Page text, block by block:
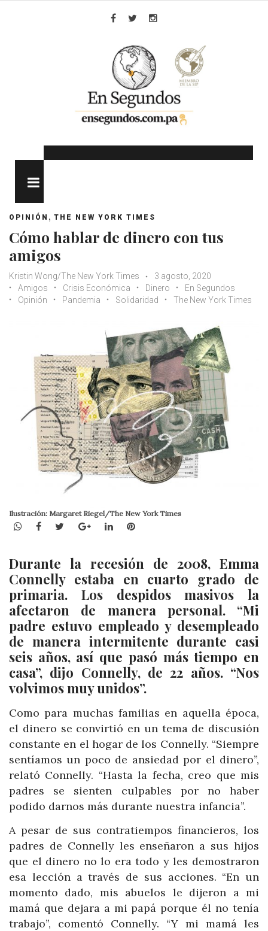
OPINIÓN , THE NEW YORK TIMES
Cómo hablar de dinero con tus
amigos
Kristin Wong/The New York Times
3 agosto, 2020
Amigos
Crisis Económica Dinero
En Segundos
Opinión
Pandemia Solidaridad The New York Times
Ilustración: Margaret Riegel/The New York Times
WhatsApp
Facebook
TwitterGoogle+LinkedInPinterest
Durante la recesión de 2008, Emma
Connelly estaba en cuarto grado de
primaria. Los despidos masivos la
afectaron de manera personal. “Mi
padre estuvo empleado y desempleado
de manera intermitente durante casi
seis años, así que pasó más tiempo en
casa”, dijo Connelly, de 22 años. “Nos
volvimos muy unidos”.
Como para muchas familias en aquella época,
el dinero se convirtió en un tema de discusión
constante en el hogar de los Connelly. “Siempre
sentíamos un poco de ansiedad por el dinero”,
relató Connelly. “Hasta la fecha, creo que mis
padres se sienten culpables por no haber
podido darnos más durante nuestra infancia”.
A pesar de sus contratiempos financieros, los
padres de Connelly les enseñaron a sus hijos
que el dinero no lo era todo y les demostraron
esa lección a través de sus acciones. “En un
momento dado, mis abuelos le dijeron a mi
mamá que dejara a mi papá porque él no tenía
trabajo”, comentó Connelly. “Y mi mamá les